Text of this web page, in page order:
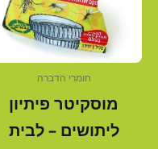
חומרי הדברה
מוסקיטר פיתיון
ליתושים – לבית